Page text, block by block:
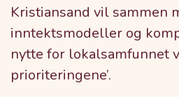
Kristiansand vil sammen
inntektsmodeller og
nytte for lokalsamfunnet
prioriteringene’.